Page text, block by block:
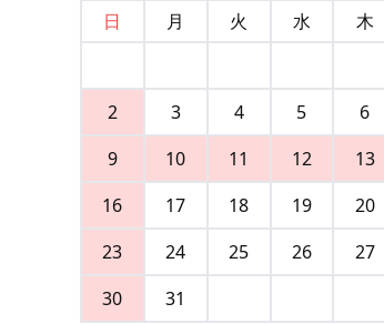
日
月 火 水 木
2
3 4 5 6
9
10 11 12 13
16
17 18 19 20
23
24 25 26 27
30
31